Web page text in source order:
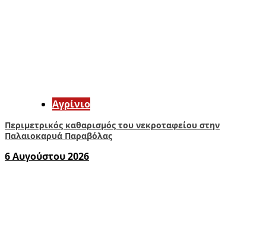
Aγρίνιο
Περιμετρικός καθαρισμός του νεκροταφείου στην
Παλαιοκαρυά Παραβόλας
6 Αυγούστου 2026